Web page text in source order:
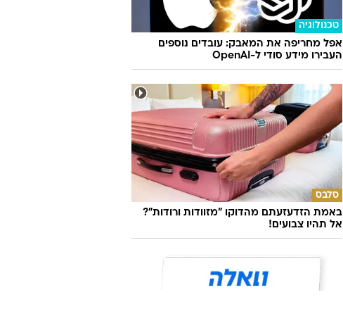
טכנולוגיה
אפל מחריפה את המאבק: עובדים נוספים
העבירו מידע סודי ל-OpenAI
סלבס
באמת הזדעזעתם מהדוקו "מזוודות ורודות"?
אל תהיו צבועים!